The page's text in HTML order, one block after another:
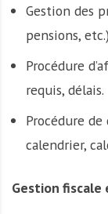
Gestion des
pensions, etc.)
Procédure
requis, délais.
Procédure
calendrier,
Gestion